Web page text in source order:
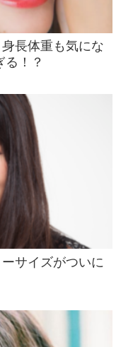
長体重も気にな
！？
サイズがついに